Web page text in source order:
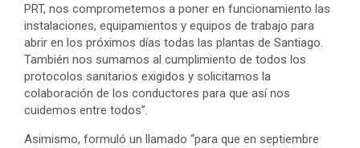
PRT, nos comprometemos a poner en funcionamiento las
instalaciones, equipamientos y equipos de trabajo para
abrir en los próximos días todas las plantas de Santiago.
También nos sumamos al cumplimiento de todos los
protocolos sanitarios exigidos y solicitamos la
colaboración de los conductores para que así nos
cuidemos entre todos”.
Asimismo, formuló un llamado “para que en septiembre